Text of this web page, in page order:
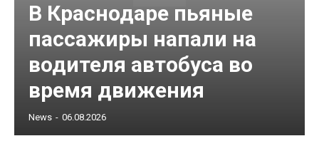
В Краснодаре пьяные
пассажиры напали на
водителя автобуса во
время движения
News - 06.08.2026